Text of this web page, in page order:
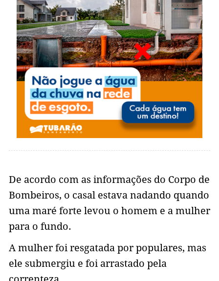
De acordo com as informações do Corpo de
Bombeiros, o casal estava nadando quando
uma maré forte levou o homem e a mulher
para o fundo.
A mulher foi resgatada por populares, mas
ele submergiu e foi arrastado pela